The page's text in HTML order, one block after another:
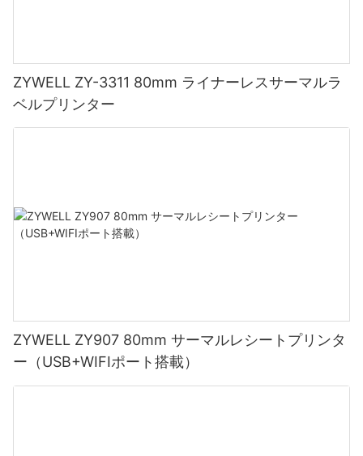
ZYWELL ZY-3311 80mm ライナーレスサーマルラ
ベルプリンター
ZYWELL ZY907 80mm サーマルレシートプリンタ
ー（USB+WIFIポート搭載）